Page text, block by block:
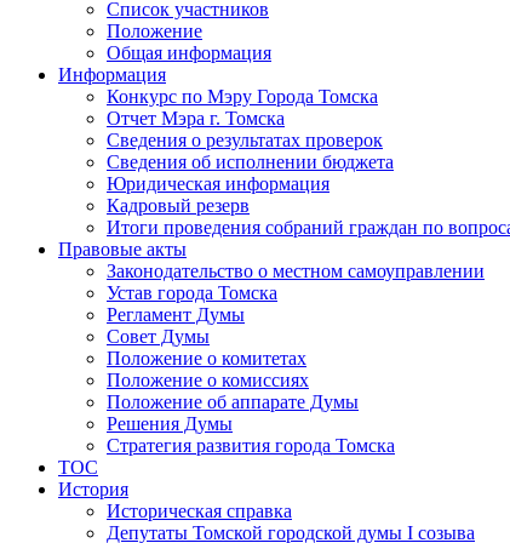
Список участников
Положение
Общая информация
Информация
Конкурс по Мэру Города Томска
Отчет Мэра г. Томска
Сведения о результатах проверок
Сведения об исполнении бюджета
Юридическая информация
Кадровый резерв
Итоги проведения собраний граждан по
Правовые акты
Законодательство о местном самоуправлении
Устав города Томска
Регламент Думы
Совет Думы
Положение о комитетах
Положение о комиссиях
Положение об аппарате Думы
Решения Думы
Стратегия развития города Томска
ТОС
История
Историческая справка
Депутаты Томской городской думы I созыва